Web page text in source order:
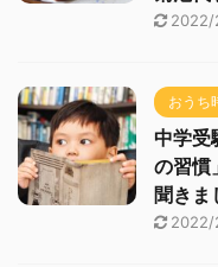
2022/
おうち
中学受
の習慣
聞きま
2022/